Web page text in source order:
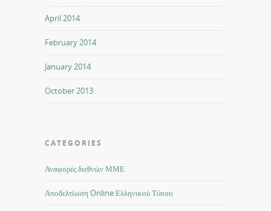
April 2014
February 2014
January 2014
October 2013
CATEGORIES
Αναφορές διεθνών ΜΜΕ
Αποδελτίωση Online Ελληνικού Τύπου